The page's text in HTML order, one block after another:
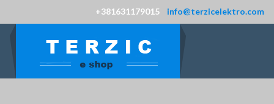
+381631179015 info@terzicelektro.com